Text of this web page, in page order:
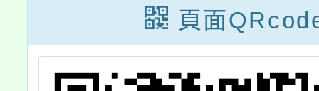
動案例及資源頁面